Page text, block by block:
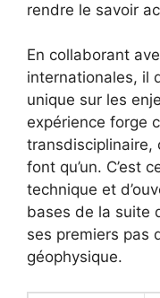
rendre le savoir
En collaborant
internationales, il
unique sur les
expérience forge
transdisciplinaire,
font qu’un. C’est
technique et
bases de la suite
ses premiers pas
géophysique.